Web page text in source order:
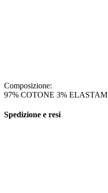
Composizione:
97% COTONE 3% ELASTAM
Spedizione e resi